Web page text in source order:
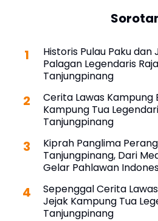
Historis Pulau Paku dan
Palagan Legendaris
Tanjungpinang
Cerita Lawas Kampung
Kampung Tua
Tanjungpinang
Kiprah Panglima
Tanjungpinang, Dari
Gelar Pahlawan
Sepenggal Cerita
Jejak Kampung Tua
Tanjungpinang